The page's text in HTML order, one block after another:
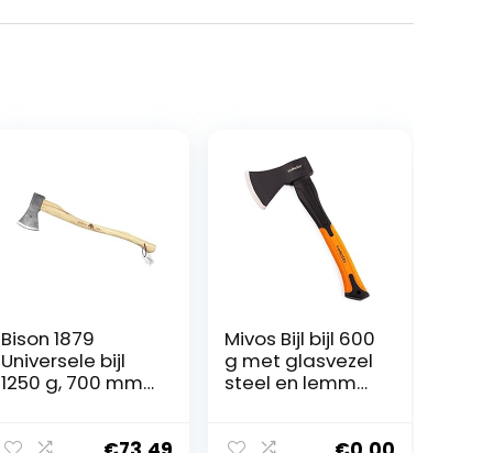
Bison 1879
Universele bijl
1250 g, 700 mm
Mivos Bijl bijl 600
g met glasvezel
steel en lemmet